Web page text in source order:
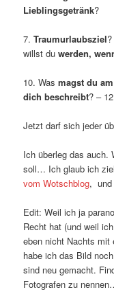
Lieblingsgetränk?
7.Traumurlaubsziel
willst duwerden,
10. Wasmagst du
dich beschreibt? –
Jetzt darf sich jeder
Ich überleg das auch.
soll… Ich glaub ich
vom Wotschblog, und
Edit: Weil ich ja
Recht hat (und weil
eben nicht Nachts mit
habe ich das Bild
sind neu gemacht.
Fotografen zu